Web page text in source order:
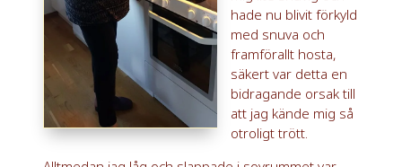
hade nu blivit förkyld
med snuva och
framförallt hosta,
säkert var detta en
bidragande orsak till
att jag kände mig så
otroligt trött.